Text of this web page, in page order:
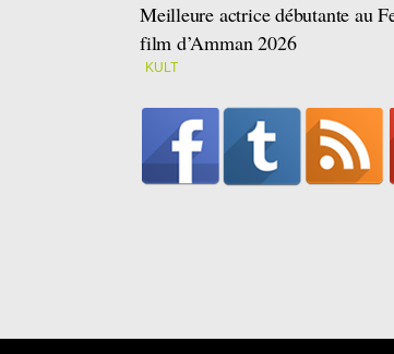
Meilleure actrice débutante au
film d’Amman 2026
KULT